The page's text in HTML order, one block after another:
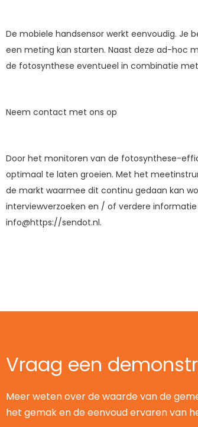
De mobiele handsensor werkt eenvoudig. Je
een meting kan starten. Naast deze ad-hoc
de fotosynthese eventueel in combinatie
Neem contact met ons op
Door het monitoren van de fotosynthese-
optimaal te laten groeien. Met het
de markt waarmee dit continu gedaan kan
interviewverzoeken en / of verdere
info@https://sendot.nl.
Vraag een
Meer weten over de waarde van de
het gemak en de eenvoud ervaren van